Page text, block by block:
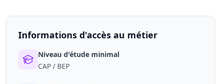
Informations d'accès au métier
Niveau d'étude minimal
CAP / BEP